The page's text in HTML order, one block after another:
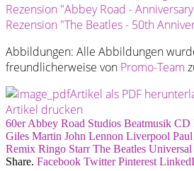
Rezension "Abbey Road -
Rezension "The Beatles - 50th
Abbildungen: Alle Abbildungen
freundlicherweise von Promo-Team
Artikel als PDF
Artikel drucken
60er Abbey Road Studios Beatmusik CD
Giles Martin John Lennon Liverpool
Remix Ringo Starr The Beatles
Share. Facebook Twitter Pinterest